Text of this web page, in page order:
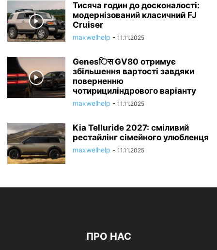
Тисяча годин до досконалості:
модернізований класичний FJ
Cruiser
maxwelhelp - 11.11.2025
Genesिस GV80 отримує
збільшення вартості завдяки
поверненню
чотирициліндрового варіанту
maxwelhelp - 11.11.2025
Kia Telluride 2027: сміливий
рестайлінг сімейного улюбленця
maxwelhelp - 11.11.2025
ПРО НАС